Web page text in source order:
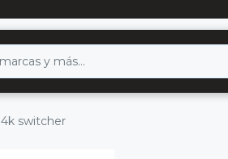
switcher